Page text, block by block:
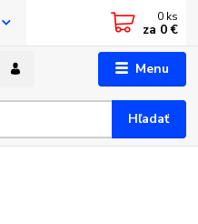
Menu
Hľadať
0 ks
za 0 €